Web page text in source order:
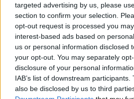
targeted advertising by us, please
section to confirm your selection.
opt-out request is processed you
interest-based ads based on
us or personal information disclosed
your opt-out. You may separately
disclosure of your personal
IAB’s list of downstream
also be disclosed by us to third
Zdroj: istock.com
Názov: Tavoľník
Pestovanie: slnko alebo
úrodnej pôde
Výška : do 2 m